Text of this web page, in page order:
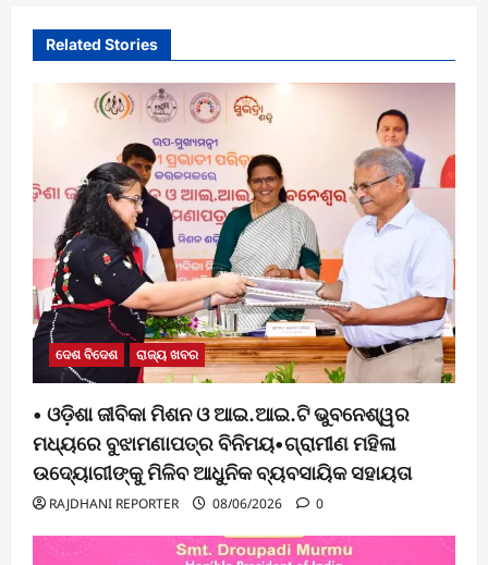
Related Stories
ଦେଶ ବିଦେଶ ରାଜ୍ୟ ଖବର
• ଓଡ଼ିଶା ଜୀବିକା ମିଶନ ଓ ଆଇ.ଆଇ.ଟି ଭୁବନେଶ୍ୱର
ମଧ୍ୟରେ ବୁଝାମଣାପତ୍ର ବିନିମୟ•ଗ୍ରାମୀଣ ମହିଳା
ଉଦ୍ୟୋଗୀଙ୍କୁ ମିଳିବ ଆଧୁନିକ ବ୍ୟବସାୟିକ ସହାୟତା
RAJDHANI REPORTER 08/06/2026 0